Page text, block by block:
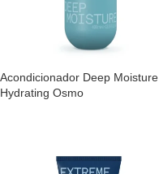
Acondicionador Deep Moisture
Hydrating Osmo